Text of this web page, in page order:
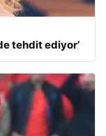
tehdit ediyor’